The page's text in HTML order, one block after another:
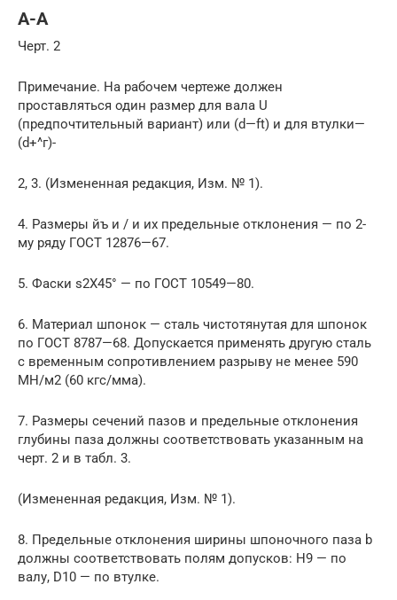
А-А
Черт. 2
Примечание. На рабочем чертеже должен
проставляться один размер для вала U
(предпочтительный вариант) или (d—ft) и для втулки—
(d+^г)-
2, 3. (Измененная редакция, Изм. № 1).
4. Размеры йъ и / и их предельные отклонения — по 2-
му ряду ГОСТ 12876—67.
5. Фаски s2X45° — по ГОСТ 10549—80.
6. Материал шпонок — сталь чистотянутая для шпонок
по ГОСТ 8787—68. Допускается применять другую сталь
с временным сопротивлением разрыву не менее 590
МН/м2 (60 кгс/мма).
7. Размеры сечений пазов и предельные отклонения
глубины паза должны соответствовать указанным на
черт. 2 и в табл. 3.
(Измененная редакция, Изм. № 1).
8. Предельные отклонения ширины шпоночного паза b
должны соответствовать полям допусков: Н9 — по
валу, D10 — по втулке.